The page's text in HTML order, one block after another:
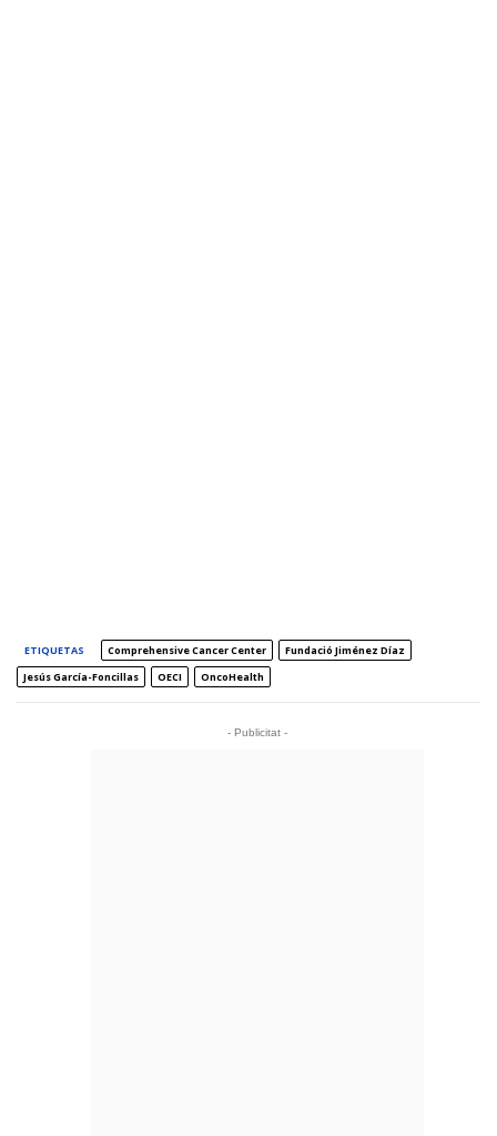
ETIQUETAS Comprehensive Cancer Center
Fundació Jiménez Díaz
Jesús García-Foncillas
OECI OncoHealth
- Publicitat -